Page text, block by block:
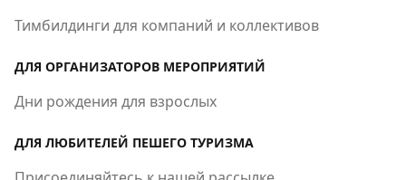
Тимбилдинги для компаний и коллективов
ДЛЯ ОРГАНИЗАТОРОВ МЕРОПРИЯТИЙ
Дни рождения для взрослых
ДЛЯ ЛЮБИТЕЛЕЙ ПЕШЕГО ТУРИЗМА